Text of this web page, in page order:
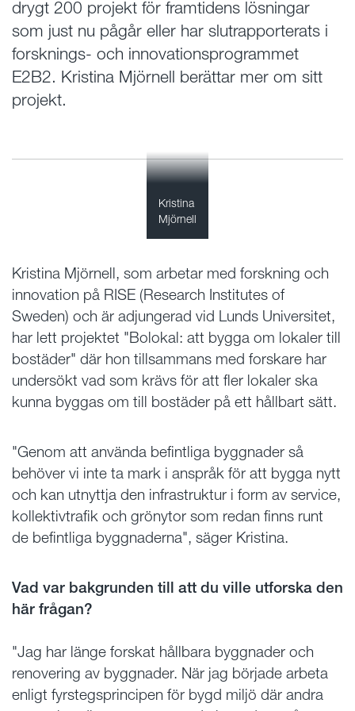
drygt 200 projekt för framtidens lösningar
som just nu pågår eller har slutrapporterats i
forsknings- och innovationsprogrammet
E2B2. Kristina Mjörnell berättar mer om sitt
projekt.
Kristina
Mjörnell
Kristina Mjörnell, som arbetar med forskning och
innovation på RISE (Research Institutes of
Sweden) och är adjungerad vid Lunds Universitet,
har lett projektet "Bolokal: att bygga om lokaler till
bostäder" där hon tillsammans med forskare har
undersökt vad som krävs för att fler lokaler ska
kunna byggas om till bostäder på ett hållbart sätt.
"Genom att använda befintliga byggnader så
behöver vi inte ta mark i anspråk för att bygga nytt
och kan utnyttja den infrastruktur i form av service,
kollektivtrafik och grönytor som redan finns runt
de befintliga byggnaderna", säger Kristina.
Vad var bakgrunden till att du ville utforska den
här frågan?
"Jag har länge forskat hållbara byggnader och
renovering av byggnader. När jag började arbeta
enligt fyrstegsprincipen för bygd miljö där andra